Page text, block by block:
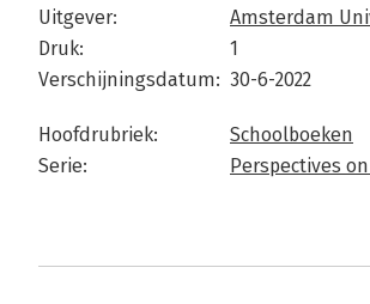
Uitgever:
Amsterdam
Druk:
1
Verschijningsdatum: 30-6-2022
Hoofdrubriek:
Schoolboeken
Serie:
Perspectives